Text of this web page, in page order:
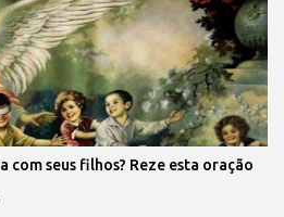
com seus filhos? Reze esta oração